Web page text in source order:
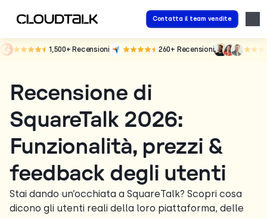
Contatta il team vendite
1,500+ Recensioni 260+ Recensioni
Recensione di
SquareTalk 2026:
Funzionalità, prezzi &
feedback degli utenti
Stai dando un’occhiata a SquareTalk? Scopri cosa
dicono gli utenti reali della loro piattaforma, delle